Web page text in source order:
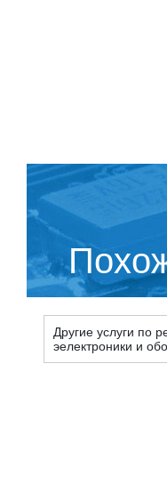
Другие услуги по
эелектроники и